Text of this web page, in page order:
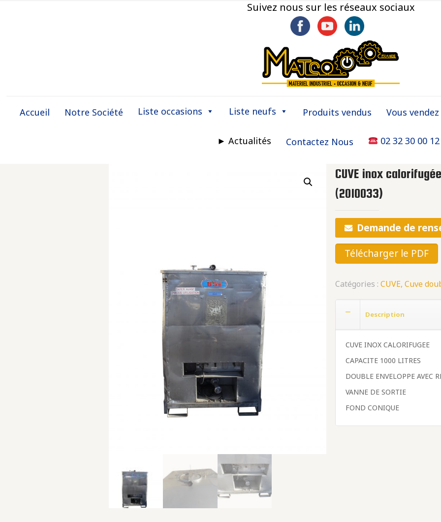
Suivez nous sur les réseaux sociaux
Accueil Notre Société Liste occasions Liste neufs Produits vendus Vous vendez
► Actualités Contactez Nous 02 32 30 00 12
CUVE inox
(2010033)
Demande de
Télécharger le PDF
Catégories :CUVE,Cuve
Description
CUVE INOX CALORIFUGEE
CAPACITE 1000 LITRES
DOUBLE ENVELOPPE AVEC
VANNE DE SORTIE
FOND CONIQUE